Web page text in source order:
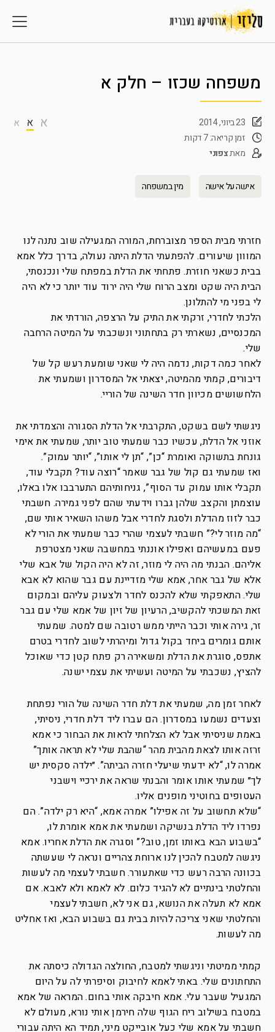
משפחה שכזו – חלק א
א א א
23 ביוני, 2014
זמן קריאה: 7 דקות
מאתצפוני
אישה על אישה מין במשפחה
חזרתי מבית הספר מצוברחת, המורה המגעילה שוב נתנה לנו
המווון שיעורים. להפתעתי הדלת היתה נעולה, בדרך כלל אמא
בבית כשאני חוזרת. פתחתי את הדלת במפתח שלי ונכנסתי,
הבית היה שקט ומצב הרוח שלי היה ירוד עוד יותר כי לא היה
לי בפני מי להתלונן.
הלכתי לחדרי, זרקתי את התיק על הרצפה, הורדתי את
המכנסיים, נשארתי רק בתחתוני ונשכבתי על המיטה הרחבה
שלי.
לאחר כמה דקות, נדמה היה לי שאני שומעת רעש קל של
דיבורים, קמתי מהמיטה, יצאתי אל המסדרון ושמעתי את
הלחשושים מכיוון חדר השינה של הוריי.
ניגשתי לשם בשקט, התקרבתי אל הדלת הסגורה והצמדתי את
אוזני אל הדלת, עכשיו כבר שמעתי טוב יותר, שמעתי את אימי
גונחת בתשוקה ואומרת “כן”, “תן לי אותו”, “יותר עמוק”.
ואז שמעתי גם קול של גבר שאמר “רוצה עוד? תקבלי עוד,
תקבלי אותו עמוק עד הסוף”, גניחותיהם התערבבו אלו באלו,
עוצמתן והקצב שלהן גברו וידעתי שהם לפני גמירה. חשבתי
כבר לזוז מהדלת ולסגת לחדרי אבל משהו השאיר אותי שם,
“מה מוזר לי?” חשבתי לעצמי שהרי כבר שמעתי את הורי לא
פעם במעשיהם ואפילו אוננתי במחשבה שאני מצטרפת
אליהם. הבנתי מה היה לי מוזר, זה לא היה הקול של אבא שלי
אלא של גבר אחר, אמא שלי מזדיינת עם גבר שהוא לא אבא
שלי. התאפקתי שלא להכנס לחדר ולצעוק עליהם ובמקום
זאת המשכתי להקשיב, הרעיון של זיון של אמא שלי עם גבר
זר, גירה אותי וכבר הייתי ממש רטובה שם למטה. שמעתי
אותם גומרים ביחד בקול גדול ומיהרתי לשוב לחדרי בטרם
אתפס, סוגרת את הדלת ומשאירה רק פתח קטן כדי שאוכל
להציץ, נשכבתי על המיטה ועשיתי את עצמי ישנה.
לאחר זמן מה, שמעתי את דלת חדר השינה של הורי נפתחת
וצעדים נשמעו במסדרון. הם עברו ליד דלת חדרי, ניסיתי,
באמת שניסיתי אבל לא הצלחתי לראות את הבחור כי אמא
זרזה אותו לצאת מהבית מהר “שהבת שלי לא תראה אותך”
אמרה לו, “לא ידעתי שיעלי חזרה הביתה”. ״ילדה סקסית יש
לך״ שמעתי אותו אומר והבנתי שראה את ירכיי וישבני
העטופים בחוטיני מופנים אליו.
“שלא תחשוב על זה אפילו” אמרה אמא, “היא רק ילדה”. הם
נפרדו ליד הדלת בנשיקה ושמעתי את אמא אומרת לו,
“בשבוע הבא באותו זמן, טוב?” וסגרה את הדלת אחריו. אמא
ניגשה למטבח להכין לנו ארוחת צהריים ונראה לי שעשתה
בכוונה הרבה רעש כדי שאתעורר. חשבתי לעצמי מה לעשות
והחלטתי בינתיים לא להגיד כלום. לא לאמא ולא לאבא. אם
אמא לא תעלה את הנושא, גם אני לא, חשבתי לעצמי
והחלטתי שאני צריכה להיות בבית גם בשבוע הבא, ואז אחליט
מה לעשות.
קמתי ממיטתי וניגשתי למטבח, החולצה הגדולה כיסתה את
התחתונים שלי. באתי לאמא לחיבוק וסיפרתי לה על היום
המגעיל שעבר עלי. אמא חיבקה אותי בחום. המראה של אמא
במטבח בשילוב ריח הגוף שלה חירמן אותי נורא, מעולם לא
חשבתי על אמא שלי כעל אובייקט מיני, תמיד הא היתה עבורי